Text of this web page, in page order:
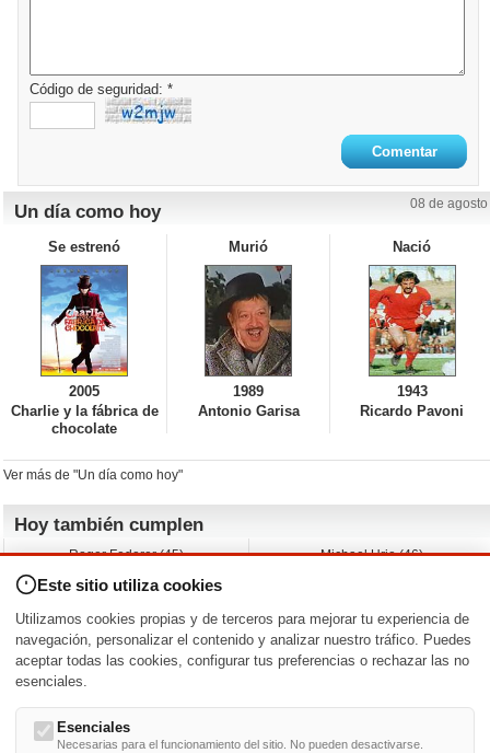
Código de seguridad: *
Un día como hoy 08 de agosto
Se estrenó
2005
Charlie y la fábrica de
chocolate
Murió
1989
Antonio Garisa
Nació
1943
Ricardo Pavoni
Ver más de "Un día como hoy"
Hoy también cumplen
Roger Federer (45)
Dustin Hoffman (89)
Martin Brest (75)
Adam Roarke (89)
Michael Urie (46)
Jimmy Jean-Louis (58)
Ken Baumann (37)
Nacimientos y estrenos en la fecha
DD/MM /
Este sitio utiliza cookies
Utilizamos cookies propias y de terceros para mejorar tu experiencia de
navegación, personalizar el contenido y analizar nuestro tráfico. Puedes
aceptar todas las cookies, configurar tus preferencias o rechazar las no
esenciales.
Esenciales
Necesarias para el funcionamiento del sitio. No pueden desactivarse.